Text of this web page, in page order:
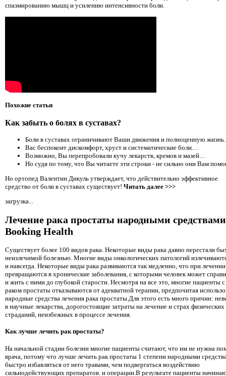
спазмированию мышц и усилению интенсивности боли.
Похожие статьи
Как забыть о болях в суставах?
Боли в суставах ограничивают Ваши движения и полноценную
Вас беспокоит дискомфорт, хруст и систематические боли…
Возможно, Вы перепробовали кучу лекарств, кремов и мазей…
Но судя по тому, что Вы читаете эти строки - не сильно они Вам
Но ортопед Валентин Дикуль утверждает, что действительно эффективное
средство от боли в суставах существует! Читать далее >>>
загрузка...
Лечение рака простаты народными
Booking Health
Существует более 100 видов рака. Некоторые виды рака давно перестали
неизлечимой болезнью. Многие виды онкологических патологий
и навсегда. Некоторые виды рака развиваются так медленно, что при
превращаются в хронические заболевания, с которыми человек может
и жить с ними до глубокой старости. Несмотря на все это, многие пациенты с
раком простаты отказываются от адекватной терапии, предпочитая
народные средства лечения рака простаты.Для этого есть много причин:
в научные лекарства, дорогостоящие затраты на лечение и страх физических
страданий, неизбежных в процессе лечения.
Как лучше лечить рак простаты?
На начальной стадии болезни многие пациенты считают, что им не нужна
врача, потому что лучше лечить рак простаты 1 степени народными
быстро избавляться от него травами, чем подвергаться воздействию
сильнодействующих препаратов. и операции.В результате пациенты